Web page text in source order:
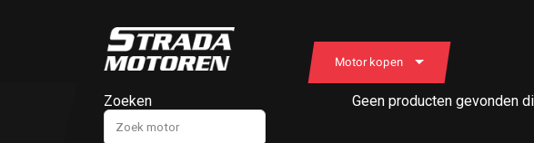
Motor kopen
Zoeken Geen producten gevonden